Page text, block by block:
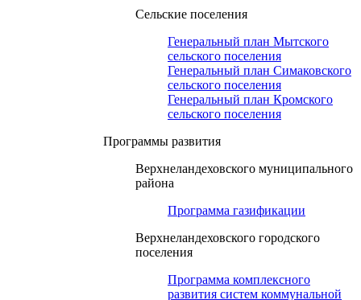
Сельские поселения
Генеральный план Мытского
сельского поселения
Генеральный план Симаковского
сельского поселения
Генеральный план Кромского
сельского поселения
Программы развития
Верхнеландеховского муниципального
района
Программа газификации
Верхнеландеховского городского
поселения
Программа комплексного
развития систем коммунальной